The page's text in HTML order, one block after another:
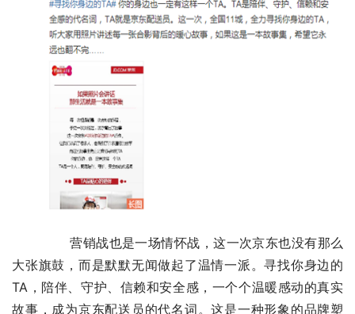
大张旗鼓，而是默默无闻做起了温情一派。寻找你身边的
TA，陪伴、守护、信赖和安全感，一个个温暖感动的真实
故事，成为京东配送员的代名词。这是一种形象的品牌塑